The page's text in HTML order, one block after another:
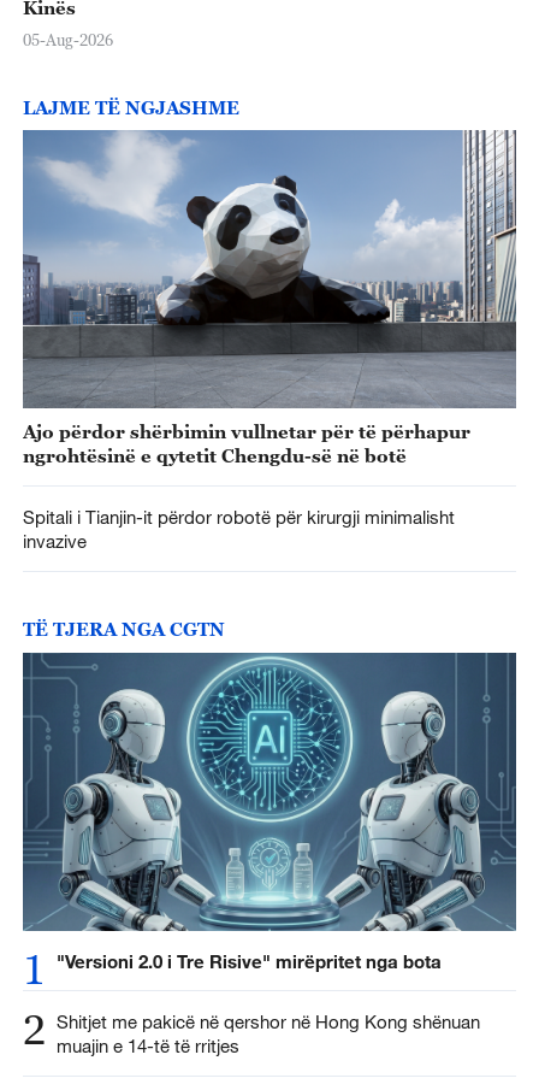
Kinës
05-Aug-2026
LAJME TË NGJASHME
Ajo përdor shërbimin vullnetar për të përhapur
ngrohtësinë e qytetit Chengdu-së në botë
Spitali i Tianjin-it përdor robotë për kirurgji minimalisht
invazive
TË TJERA NGA CGTN
1 "Versioni 2.0 i Tre Risive" mirëpritet nga bota
2 Shitjet me pakicë në qershor në Hong Kong shënuan
muajin e 14-të të rritjes